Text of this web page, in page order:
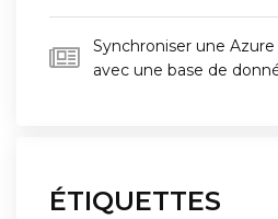
Synchroniser une
avec une base de
ÉTIQUETTES